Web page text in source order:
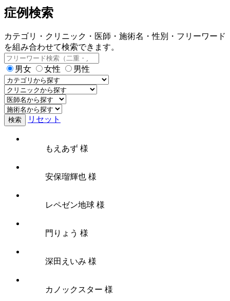
症例検索
カテゴリ・クリニック・医師・施術名・性別・フリーワード
を組み合わせて検索できます。
男女 女性 男性
検索 リセット
もえあず 様
安保瑠輝也 様
レペゼン地球 様
門りょう 様
深田えいみ 様
カノックスター 様